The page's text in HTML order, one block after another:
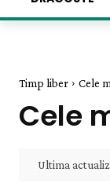
Timp liber Cele
Cele
Ultima